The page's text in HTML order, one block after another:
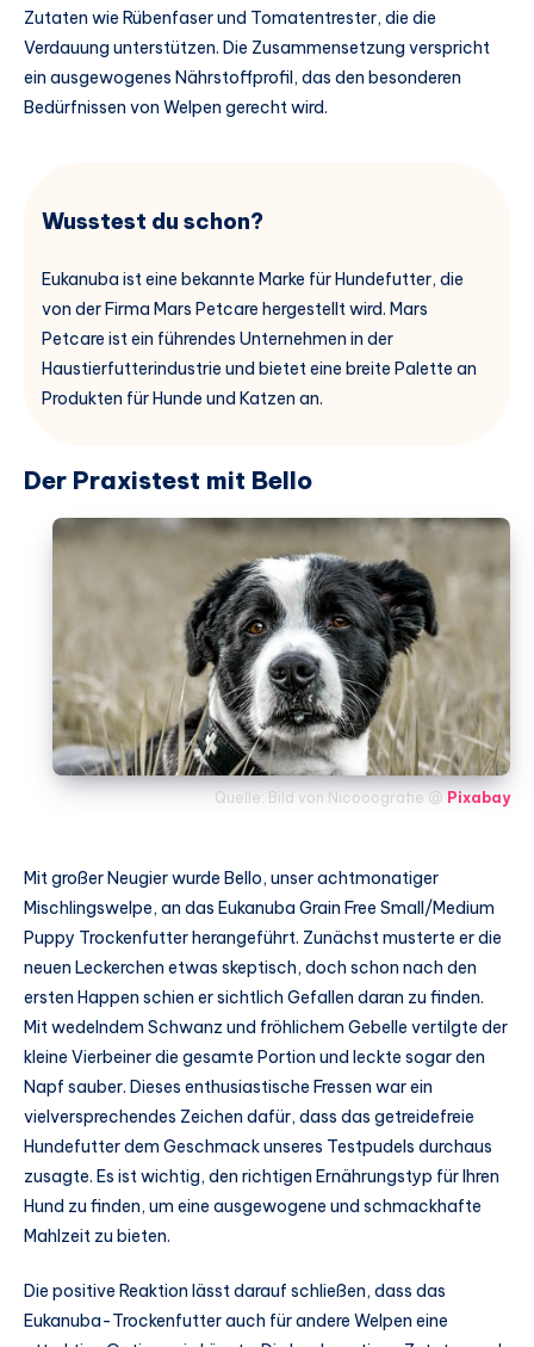
Zutaten wie Rübenfaser und Tomatentrester, die die
Verdauung unterstützen. Die Zusammensetzung verspricht
ein ausgewogenes Nährstoffprofil, das den besonderen
Bedürfnissen von Welpen gerecht wird.
Wusstest du schon?
Eukanuba ist eine bekannte Marke für Hundefutter, die
von der Firma Mars Petcare hergestellt wird. Mars
Petcare ist ein führendes Unternehmen in der
Haustierfutterindustrie und bietet eine breite Palette an
Produkten für Hunde und Katzen an.
Der Praxistest mit Bello
Quelle: Bild von Nicooografie @ Pixabay
Mit großer Neugier wurde Bello, unser achtmonatiger
Mischlingswelpe, an das Eukanuba Grain Free Small/Medium
Puppy Trockenfutter herangeführt. Zunächst musterte er die
neuen Leckerchen etwas skeptisch, doch schon nach den
ersten Happen schien er sichtlich Gefallen daran zu finden.
Mit wedelndem Schwanz und fröhlichem Gebelle vertilgte der
kleine Vierbeiner die gesamte Portion und leckte sogar den
Napf sauber. Dieses enthusiastische Fressen war ein
vielversprechendes Zeichen dafür, dass das getreidefreie
Hundefutter dem Geschmack unseres Testpudels durchaus
zusagte. Es ist wichtig, den richtigen Ernährungstyp für Ihren
Hund zu finden, um eine ausgewogene und schmackhafte
Mahlzeit zu bieten.
Die positive Reaktion lässt darauf schließen, dass das
Eukanuba-Trockenfutter auch für andere Welpen eine